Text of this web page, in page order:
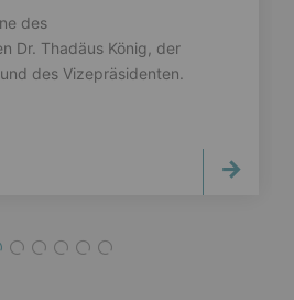
des
Dr. Thadäus König, der
des Vizepräsidenten.
1 2 3 4 5